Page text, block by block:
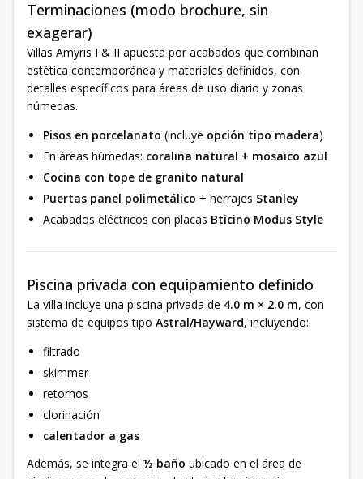
Terminaciones (modo brochure, sin
exagerar)
Villas Amyris I & II apuesta por acabados que combinan
estética contemporánea y materiales definidos, con
detalles específicos para áreas de uso diario y zonas
húmedas.
Pisos en porcelanato (incluye opción tipo madera)
En áreas húmedas: coralina natural + mosaico azul
Cocina con tope de granito natural
Puertas panel polimetálico + herrajes Stanley
Acabados eléctricos con placas Bticino Modus Style
Piscina privada con equipamiento definido
La villa incluye una piscina privada de 4.0 m × 2.0 m, con
sistema de equipos tipo Astral/Hayward, incluyendo:
filtrado
skimmer
retornos
clorinación
calentador a gas
Además, se integra el ½ baño ubicado en el área de